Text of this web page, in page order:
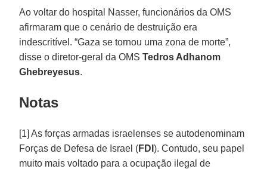
Ao voltar do hospital Nasser, funcionários da OMS
afirmaram que o cenário de destruição era
indescritível. “Gaza se tornou uma zona de morte”,
disse o diretor-geral da OMSTedros Adhanom
Ghebreyesus.
Notas
[1] As forças armadas israelenses se autodenominam
Forças de Defesa de Israel (FDI). Contudo, seu papel
muito mais voltado para a ocupação ilegal de